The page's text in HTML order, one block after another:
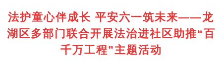
法护童心伴成长 平安六一筑未来——龙
湖区多部门联合开展法治进社区助推“百
千万工程”主题活动